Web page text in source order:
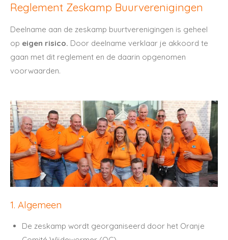
Reglement Zeskamp Buurverenigingen
Deelname aan de zeskamp buurtverenigingen is geheel
op eigen risico. Door deelname verklaar je akkoord te
gaan met dit reglement en de daarin opgenomen
voorwaarden.
1. Algemeen
De zeskamp wordt georganiseerd door het Oranje